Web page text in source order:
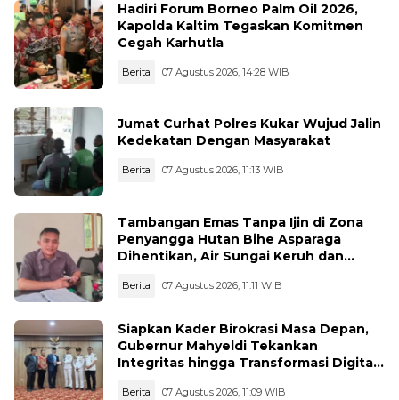
Hadiri Forum Borneo Palm Oil 2026,
Kapolda Kaltim Tegaskan Komitmen
Cegah Karhutla
Berita 07 Agustus 2026, 14:28 WIB
Jumat Curhat Polres Kukar Wujud Jalin
Kedekatan Dengan Masyarakat
Berita 07 Agustus 2026, 11:13 WIB
Tambangan Emas Tanpa Ijin di Zona
Penyangga Hutan Bihe Asparaga
Dihentikan, Air Sungai Keruh dan
Berita 07 Agustus 2026, 11:11 WIB
Siapkan Kader Birokrasi Masa Depan,
Gubernur Mahyeldi Tekankan
Integritas hingga Transformasi Digital
Berita 07 Agustus 2026, 11:09 WIB